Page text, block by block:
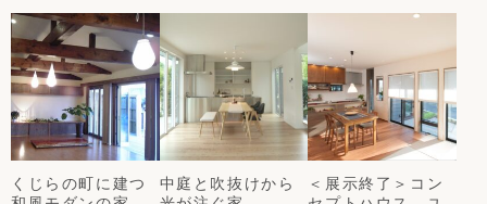
くじらの町に建つ
中庭と吹抜けから
＜展示終了＞コン